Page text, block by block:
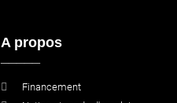
A propos
Financement